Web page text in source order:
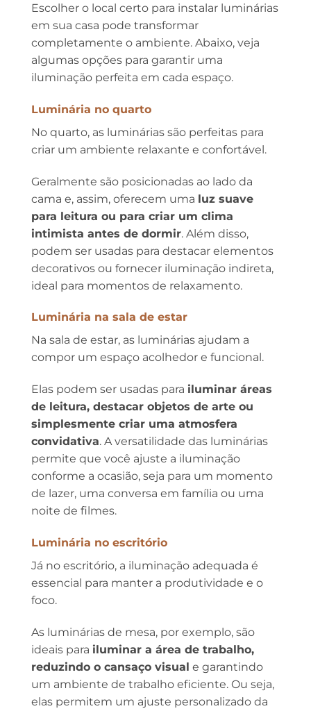
Escolher o local certo para instalar luminárias
em sua casa pode transformar
completamente o ambiente. Abaixo, veja
algumas opções para garantir uma
iluminação perfeita em cada espaço.
Luminária no quarto
No quarto, as luminárias são perfeitas para
criar um ambiente relaxante e confortável.
Geralmente são posicionadas ao lado da
cama e, assim, oferecem uma luz suave
para leitura ou para criar um clima
intimista antes de dormir. Além disso,
podem ser usadas para destacar elementos
decorativos ou fornecer iluminação indireta,
ideal para momentos de relaxamento.
Luminária na sala de estar
Na sala de estar, as luminárias ajudam a
compor um espaço acolhedor e funcional.
Elas podem ser usadas para iluminar áreas
de leitura, destacar objetos de arte ou
simplesmente criar uma atmosfera
convidativa. A versatilidade das luminárias
permite que você ajuste a iluminação
conforme a ocasião, seja para um momento
de lazer, uma conversa em família ou uma
noite de filmes.
Luminária no escritório
Já no escritório, a iluminação adequada é
essencial para manter a produtividade e o
foco.
As luminárias de mesa, por exemplo, são
ideais para iluminar a área de trabalho,
reduzindo o cansaço visual e garantindo
um ambiente de trabalho eficiente. Ou seja,
elas permitem um ajuste personalizado da